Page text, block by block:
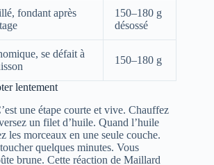
fondant après
150–180 g
désossé
se défait à
150–180 g
lentement
une étape courte et vive. Chauffez
un filet d’huile. Quand l’huile
les morceaux en une seule couche.
quelques minutes. Vous
brune. Cette réaction de Maillard